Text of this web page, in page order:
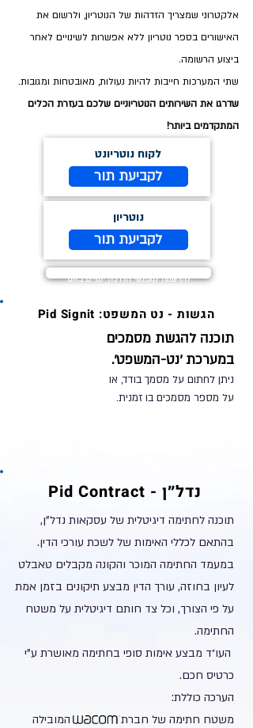
אלקטרוני שמצריך הזדהות של הנוטריון, ולרשום את
האישורים בספר נוטריון ללא אפשרות לשינויים לאחר
ביצוע הרשומה.
שתי המערכות חייבות להיות נעולות, מאובטחות ומגובות.
שדרגו את השירותים הנוטריוניים שלכם בעזרת הכלים
המתקדמים ביותר!
לקוח נוטריונט
לקביעת תור
נוטריון
לקביעת תור
להרשמה למפגשי הדרכה יומיים בזום
הגשות - נט המשפט: Pid Signit
תוכנה להגשת מסמכים
במערכת ׳נט-המשפט׳.
ניתן לחתום על מסמך בודד, או
על מספר מסמכים בו זמנית.
נדל״ן - Pid Contract
תוכנה לחתימה דיגיטלית של עסקאות נדל"ן,
בהתאם לכללי האימות של לשכת עורכי הדין.
במעמד החתימה המוכר והקונה מקבלים טאבלט
לעיון בחוזה, עורך הדין מבצע תיקונים בזמן אמת
על פי הצורך, וכל צד חותם דיגיטלית על משטח
החתימה.
העו״ד מבצע אימות סופי בחתימה מאושרת ע"י
כרטיס חכם.
הערכה כוללת:
משטח חתימה של חברת המובילה